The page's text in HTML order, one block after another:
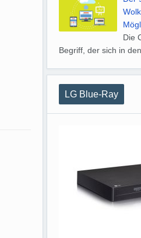
Die
Begriff, der sich in den
LG Blue-Ray